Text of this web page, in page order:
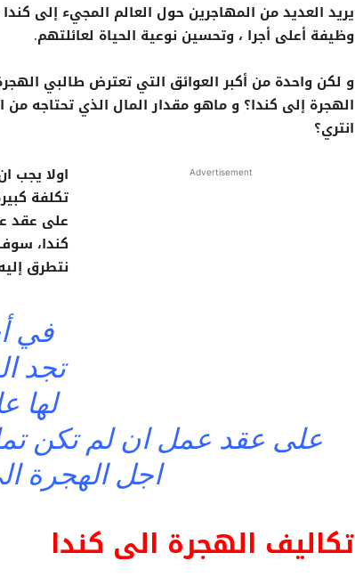
يريد العديد من المهاجرين حول العالم المجيء إلى
وظيفة أعلى أجرا ، وتحسين نوعية الحياة لعائلتهم.
و لكن واحدة من أكبر العوائق التي تعترض طالبي
الهجرة إلى كندا؟ و ماهو مقدار المال الذي تحتاجه
انتري؟
Advertisement
اولا يجب
تكلفة
على عقد
كندا،
نتطرق
في
تجد
لها
على عقد عمل ان لم تكن
اجل الهجرة
تكاليف الهجرة الى كندا